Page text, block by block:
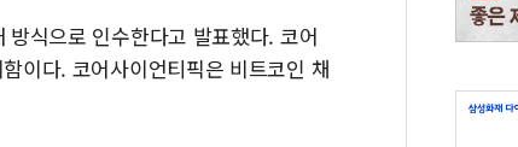
식으로 인수한다고 발표했다. 코어
이다. 코어사이언티픽은 비트코인 채